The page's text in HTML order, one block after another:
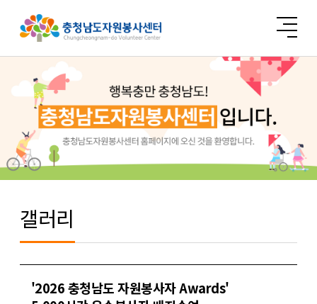
갤러리
'2026 충청남도 자원봉사자 Awards'